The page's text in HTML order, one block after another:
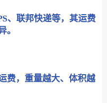
、联邦快递等，其运费
。
费，重量越大、体积越